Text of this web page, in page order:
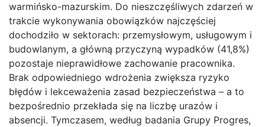
warmińsko-mazurskim. Do nieszczęśliwych zdarzeń w
trakcie wykonywania obowiązków najczęściej
dochodziło w sektorach: przemysłowym, usługowym i
budowlanym, a główną przyczyną wypadków (41,8%)
pozostaje nieprawidłowe zachowanie pracownika.
Brak odpowiedniego wdrożenia zwiększa ryzyko
błędów i lekceważenia zasad bezpieczeństwa – a to
bezpośrednio przekłada się na liczbę urazów i
absencji. Tymczasem, według badania Grupy Progres,